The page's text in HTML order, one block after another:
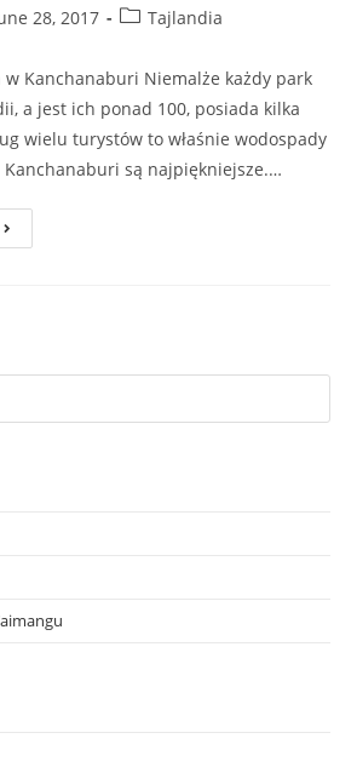
28, 2017 Tajlandia
w Kanchanaburi Niemalże każdy park
a jest ich ponad 100, posiada kilka
wielu turystów to właśnie wodospady
są najpiękniejsze.…